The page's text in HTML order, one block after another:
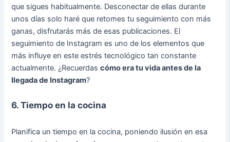
que sigues habitualmente. Desconectar de ellas durante
unos días solo haré que retomes tu seguimiento con más
ganas, disfrutarás más de esas publicaciones. El
seguimiento de Instagram es uno de los elementos que
más influye en este estrés tecnológico tan constante
actualmente. ¿Recuerdascómo era tu vida antes de la
llegada de Instagram?
6. Tiempo en la cocina
Planifica un tiempo en la cocina, poniendo ilusión en esa